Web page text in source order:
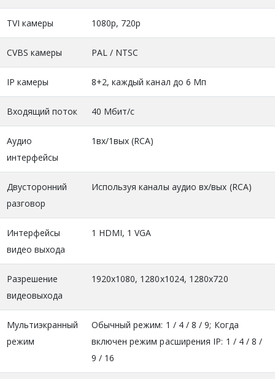
TVI камеры 1080р, 720р
CVBS камеры PAL / NTSC
IP камеры 8+2, каждый канал до 6 Мп
Входящий поток 40 Мбит/с
Аудио
интерфейсы
1вх/1вых (RCA)
Двусторонний
разговор
Используя каналы аудио вх/вых (RCA)
Интерфейсы
видео выхода
1 HDMI, 1 VGA
Разрешение
видеовыхода
1920х1080, 1280х1024, 1280х720
Мультиэкранный
режим
Обычный режим: 1 / 4 / 8 / 9; Когда
включен режим расширения IP: 1 / 4 / 8 /
9 / 16